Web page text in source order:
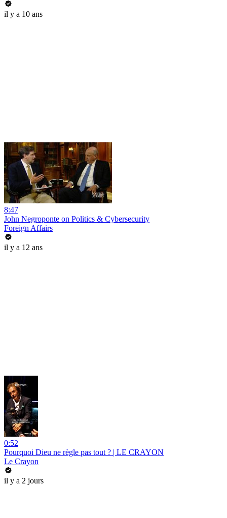
il y a 10 ans
8:47
John Negroponte on Politics & Cybersecurity
Foreign Affairs
il y a 12 ans
0:52
Pourquoi Dieu ne règle pas tout ? | LE CRAYON
Le Crayon
il y a 2 jours